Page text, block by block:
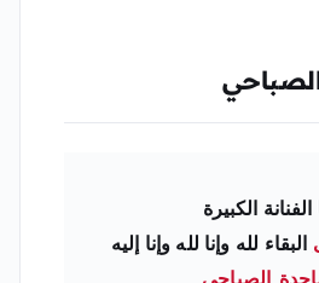
الكبيرة
البقاء لله وإنا لله وإنا إليه